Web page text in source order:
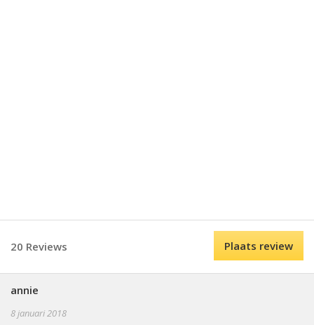
20 Reviews Plaats review
annie
8 januari 2018